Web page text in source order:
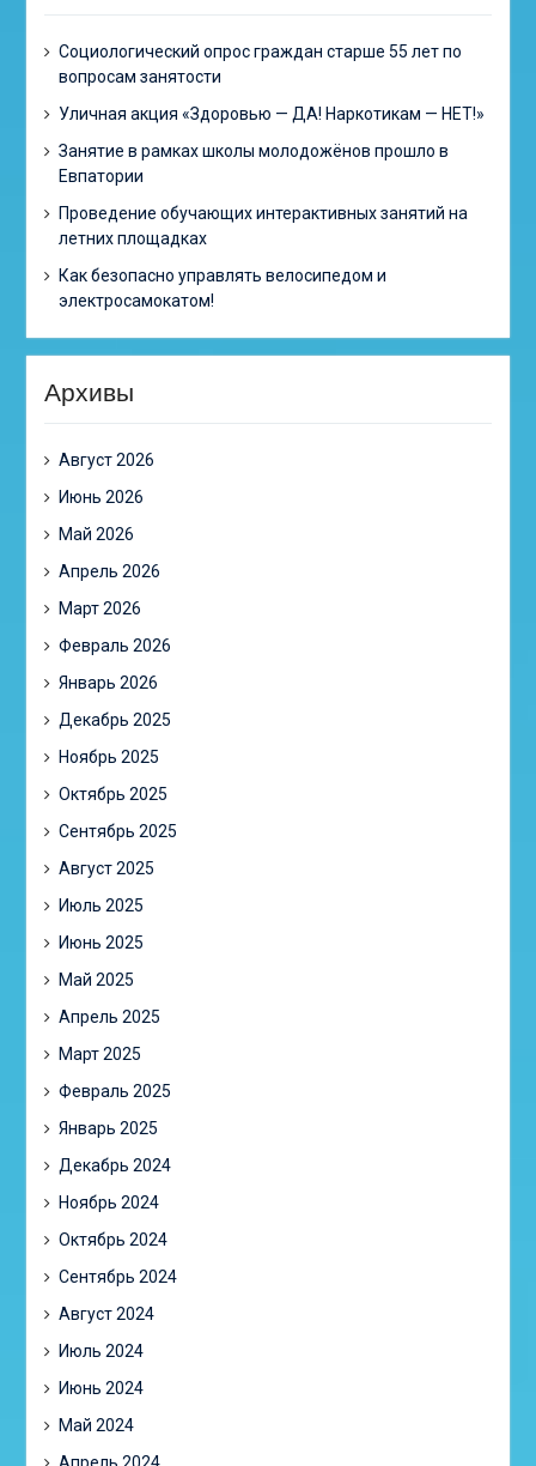
Cоциологический опрос граждан старше 55 лет по
вопросам занятости
Уличная акция «Здоровью — ДА! Наркотикам — НЕТ!»
Занятие в рамках школы молодожёнов прошло в
Евпатории
Проведение обучающих интерактивных занятий на
летних площадках
Как безопасно управлять велосипедом и
электросамокатом!
Архивы
Август 2026
Июнь 2026
Май 2026
Апрель 2026
Март 2026
Февраль 2026
Январь 2026
Декабрь 2025
Ноябрь 2025
Октябрь 2025
Сентябрь 2025
Август 2025
Июль 2025
Июнь 2025
Май 2025
Апрель 2025
Март 2025
Февраль 2025
Январь 2025
Декабрь 2024
Ноябрь 2024
Октябрь 2024
Сентябрь 2024
Август 2024
Июль 2024
Июнь 2024
Май 2024